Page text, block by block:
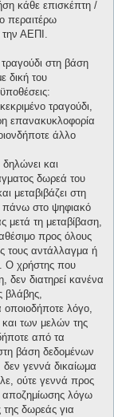
κάθε επισκέπτη /
περαιτέρω
την ΑΕΠΙ.
στη βάση
δική του
τραγούδι,
επανακυκλοφορία
άλλο
και
δωρεά του
μεταβιβάζει στη
πάνω στο ψηφιακό
μετά τη μεταβίβαση,
προς όλους
τους αντάλλαγμα ή
Ο χρήστης που
δεν διατηρεί κανένα
βλάβης,
λόγο,
και των μελών της
από τα
βάση δεδομένων
γεννά δικαίωμα
ούτε γεννά προς
αποζημίωσης λόγω
δωρεάς για